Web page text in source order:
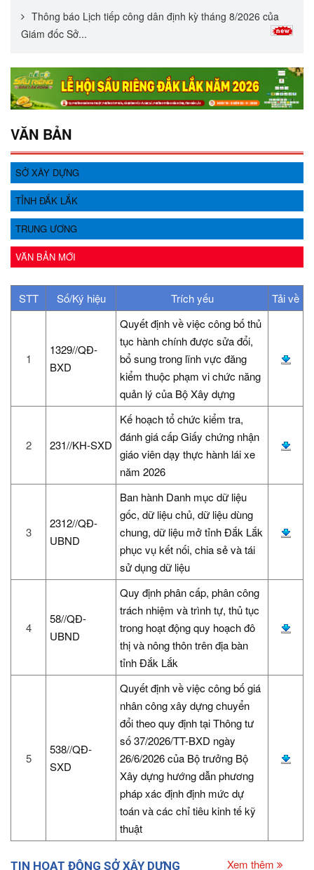
Thông báo Lịch tiếp công dân định kỳ tháng 8/2026 của
Giám đốc Sở...
VĂN BẢN
SỞ XÂY DỰNG
TỈNH ĐẮK LẮK
TRUNG ƯƠNG
VĂN BẢN MỚI
STT Số/Ký hiệu Trích yếu Tải về
1
1329//QĐ-
BXD
Quyết định về việc công bố thủ
tục hành chính được sửa đổi,
bổ sung trong lĩnh vực đăng
kiểm thuộc phạm vi chức năng
quản lý của Bộ Xây dựng
2 231//KH-SXD
Kế hoạch tổ chức kiểm tra,
đánh giá cấp Giấy chứng nhận
giáo viên dạy thực hành lái xe
năm 2026
3
2312//QĐ-
UBND
Ban hành Danh mục dữ liệu
gốc, dữ liệu chủ, dữ liệu dùng
chung, dữ liệu mở tỉnh Đắk Lắk
phục vụ kết nối, chia sẻ và tái
sử dụng dữ liệu
4
58//QĐ-
UBND
Quy định phân cấp, phân công
trách nhiệm và trình tự, thủ tục
trong hoạt động quy hoạch đô
thị và nông thôn trên địa bàn
tỉnh Đắk Lắk
5
538//QĐ-
SXD
Quyết định về việc công bố giá
nhân công xây dựng chuyển
đổi theo quy định tại Thông tư
số 37/2026/TT-BXD ngày
26/6/2026 của Bộ trưởng Bộ
Xây dựng hướng dẫn phương
pháp xác định định mức dự
toán và các chỉ tiêu kinh tế kỹ
thuật
TIN HOẠT ĐỘNG SỞ XÂY DỰNG Xem thêm